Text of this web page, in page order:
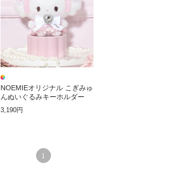
NOEMIEオリジナル こぎみゅ
んぬいぐるみキーホルダー
3,190円
1